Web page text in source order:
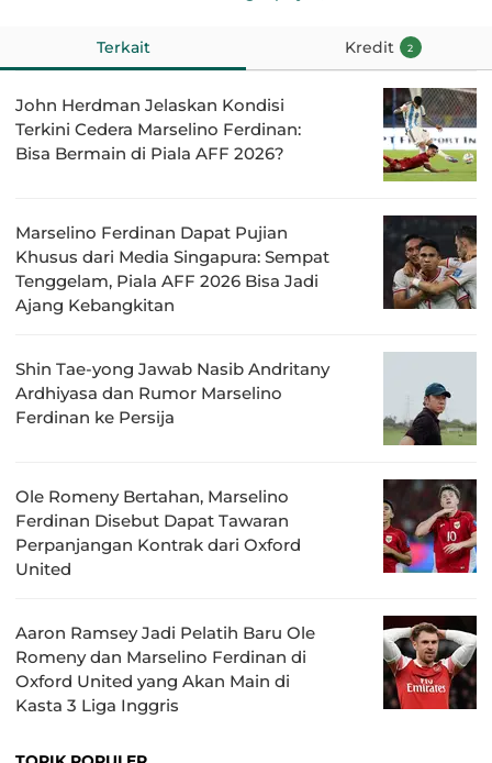
Terkait Kredit 2
John Herdman Jelaskan Kondisi
Terkini Cedera Marselino Ferdinan:
Bisa Bermain di Piala AFF 2026?
Marselino Ferdinan Dapat Pujian
Khusus dari Media Singapura: Sempat
Tenggelam, Piala AFF 2026 Bisa Jadi
Ajang Kebangkitan
Shin Tae-yong Jawab Nasib Andritany
Ardhiyasa dan Rumor Marselino
Ferdinan ke Persija
Ole Romeny Bertahan, Marselino
Ferdinan Disebut Dapat Tawaran
Perpanjangan Kontrak dari Oxford
United
Aaron Ramsey Jadi Pelatih Baru Ole
Romeny dan Marselino Ferdinan di
Oxford United yang Akan Main di
Kasta 3 Liga Inggris